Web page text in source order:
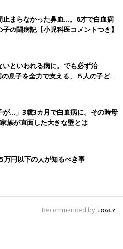
。
抑えつつ、長期生存のため
細胞を死滅させるために欠かせな
なので副作用があります。それぞれ
す。
という器官から分泌されるステロ
られる薬剤です。急性リンパ性白
イド剤はとても重要な役割を果たし
について
ると、血圧上昇、食欲増加、肥満、
止まらなかった鼻血…。6才で白血病
の闘病記【小児科医コメントつき】
いといわれる病に。でも必ず治
息子を全力で支える、５人の子ども
病記
が…」3歳3カ月で白血病に。その時母
族が直面した大きな壁とは
万円以下の人が知るべき事
Recommended by